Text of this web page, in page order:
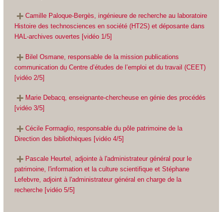
Camille Paloque-Bergès, ingénieure de recherche au laboratoire
Histoire des technosciences en société (HT2S) et déposante dans
HAL-archives ouvertes [vidéo 1/5]
Bilel Osmane, responsable de la mission publications
communication du Centre d’études de l’emploi et du travail (CEET)
[vidéo 2/5]
Marie Debacq, enseignante-chercheuse en génie des procédés
[vidéo 3/5]
Cécile Formaglio, responsable du pôle patrimoine de la
Direction des bibliothèques [vidéo 4/5]
Pascale Heurtel, adjointe à l'administrateur général pour le
patrimoine, l'information et la culture scientifique et Stéphane
Lefebvre, adjoint à l'administrateur général en charge de la
recherche [vidéo 5/5]